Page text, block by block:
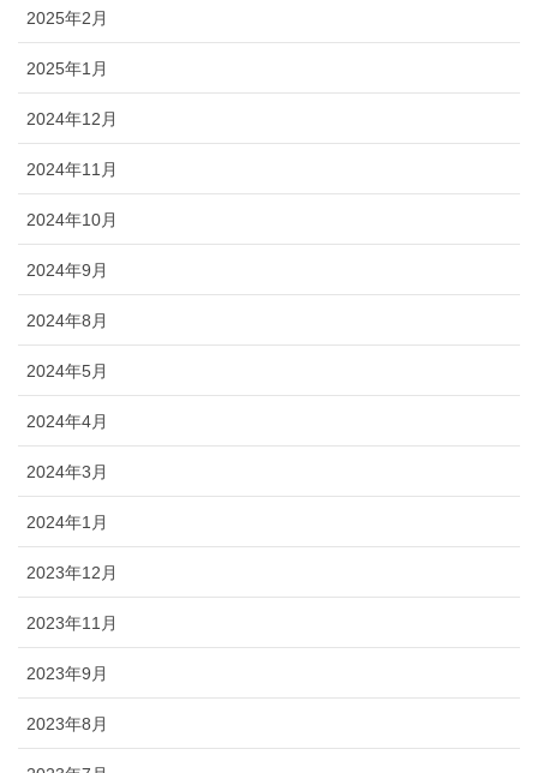
2025年2月
2025年1月
2024年12月
2024年11月
2024年10月
2024年9月
2024年8月
2024年5月
2024年4月
2024年3月
2024年1月
2023年12月
2023年11月
2023年9月
2023年8月